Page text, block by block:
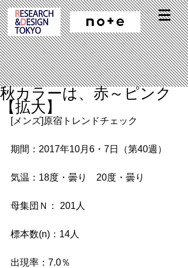
秋カラーは、赤～ピンク
【拡大】
[メンズ]原宿トレンドチェック
期間：2017年10月6・7日（第40週）
気温：18度・曇り　20度・曇り
母集団Ｎ： 201人
標本数(n)：14人
出現率：7.0％